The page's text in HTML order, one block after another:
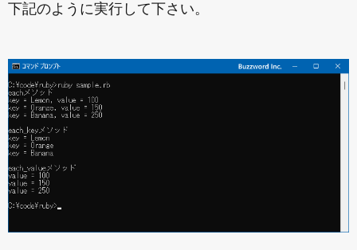
下記のように実行して下さい。